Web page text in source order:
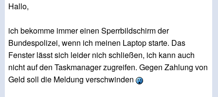
Hallo,
ich bekomme immer einen Sperrbildschirm der
Bundespolizei, wenn ich meinen Laptop starte. Das
Fenster lässt sich leider nich schließen, ich kann auch
nicht auf den Taskmanager zugreifen. Gegen Zahlung von
Geld soll die Meldung verschwinden